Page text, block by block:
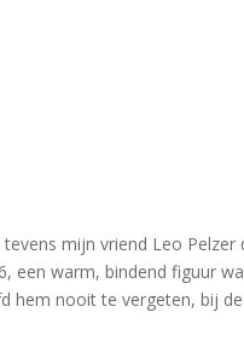
mijn vriend Leo Pelzer
een warm, bindend figuur
hem nooit te vergeten, bij